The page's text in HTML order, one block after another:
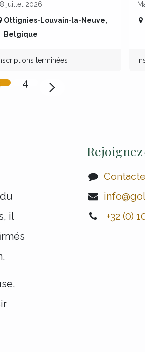
juillet 2026
Ottignies-Louvain-la-Neuve,
Belgique
terminées
4
il
+32 (0)